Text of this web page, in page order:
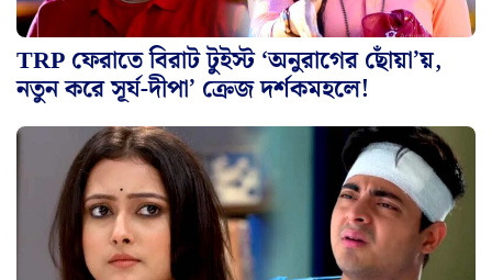
TRP ফেরাতে বিরাট টুইস্ট ‘অনুরাগের ছোঁয়া’য়,
নতুন করে সূর্য-দীপা’ ক্রেজ দর্শকমহলে!